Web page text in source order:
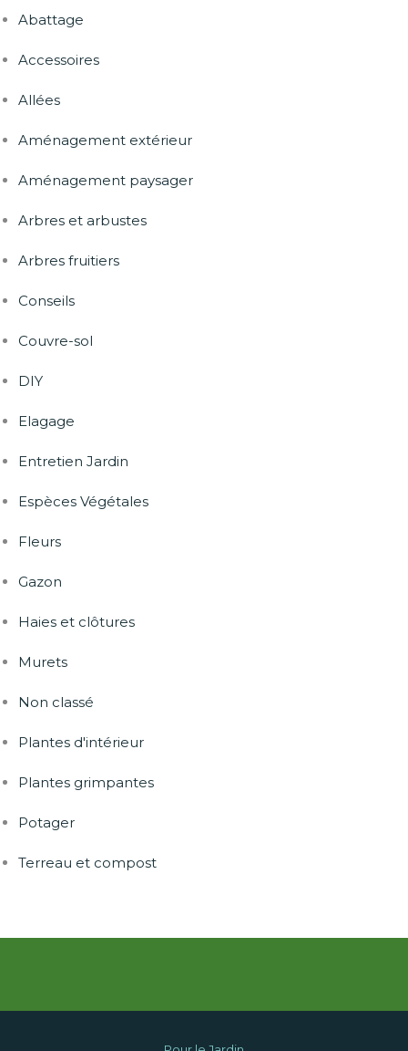
Abattage
Accessoires
Allées
Aménagement extérieur
Aménagement paysager
Arbres et arbustes
Arbres fruitiers
Conseils
Couvre-sol
DIY
Elagage
Entretien Jardin
Espèces Végétales
Fleurs
Gazon
Haies et clôtures
Murets
Non classé
Plantes d'intérieur
Plantes grimpantes
Potager
Terreau et compost